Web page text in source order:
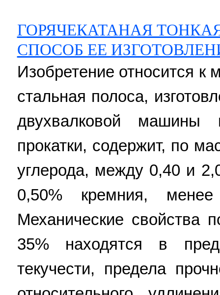
ГОРЯЧЕКАТАНАЯ
СПОСОБ ЕЕ
Изобретение относится к
стальная полоса,
двухвалковой машины
прокатки, содержит, по
углерода, между 0,40 и
0,50% кремния,
Механические свойства
35% находятся в
текучести, предела